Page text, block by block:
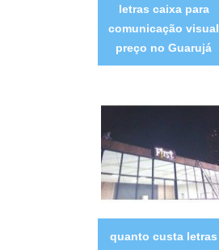
letras caixa para
comunicação visual
preço no Guarujá
quanto custa letras